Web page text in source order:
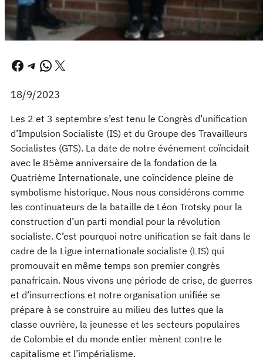
Facebook Telegram WhatsApp X
18/9/2023
Les 2 et 3 septembre s’est tenu le Congrès d’unification
d’Impulsion Socialiste (IS) et du Groupe des Travailleurs
Socialistes (GTS). La date de notre événement coïncidait
avec le 85ème anniversaire de la fondation de la
Quatrième Internationale, une coïncidence pleine de
symbolisme historique. Nous nous considérons comme
les continuateurs de la bataille de Léon Trotsky pour la
construction d’un parti mondial pour la révolution
socialiste. C’est pourquoi notre unification se fait dans le
cadre de la Ligue internationale socialiste (LIS) qui
promouvait en même temps son premier congrès
panafricain. Nous vivons une période de crise, de guerres
et d’insurrections et notre organisation unifiée se
prépare à se construire au milieu des luttes que la
classe ouvrière, la jeunesse et les secteurs populaires
de Colombie et du monde entier mènent contre le
capitalisme et l’impérialisme.